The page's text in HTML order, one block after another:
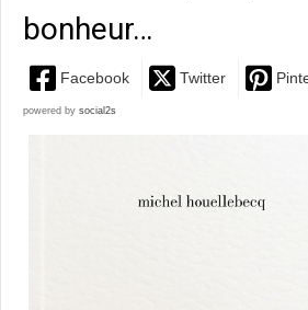
bonheur…
Facebook Twitter
powered by social2s